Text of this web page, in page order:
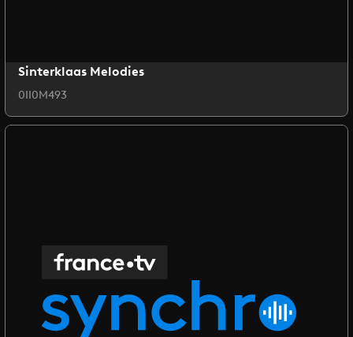
Sinterklaas Melodies
0II0M493